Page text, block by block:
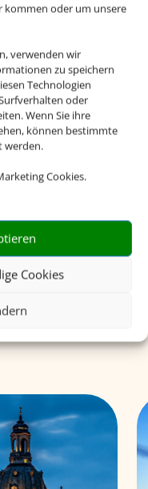
kommen oder um unsere
verwenden wir
zu speichern
Technologien
oder
Wenn Sie ihre
können bestimmte
werden.
Cookies.
Cookies
beliebtesten
sich jetzt